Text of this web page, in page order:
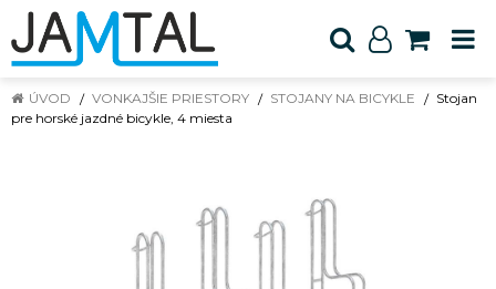
ÚVOD VONKAJŠIE PRIESTORY STOJANY NA BICYKLE
Stojan
pre horské jazdné bicykle, 4 miesta